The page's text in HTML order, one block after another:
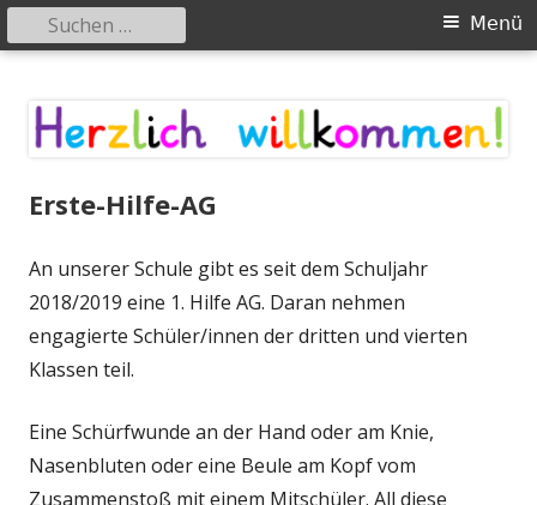
zum
Inhalt
Primäres
Menü
Suchen
nach:
Erste-Hilfe-AG
An unserer Schule gibt es seit dem Schuljahr
2018/2019 eine 1. Hilfe AG. Daran nehmen
engagierte Schüler/innen der dritten und vierten
Klassen teil.
Eine Schürfwunde an der Hand oder am Knie,
Nasenbluten oder eine Beule am Kopf vom
Zusammenstoß mit einem Mitschüler. All diese